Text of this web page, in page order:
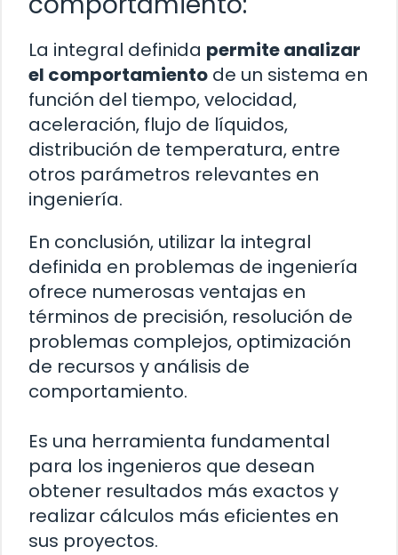
La integral definida permite analizar
el comportamiento de un sistema en
función del tiempo, velocidad,
aceleración, flujo de líquidos,
distribución de temperatura, entre
otros parámetros relevantes en
ingeniería.
En conclusión, utilizar la integral
definida en problemas de ingeniería
ofrece numerosas ventajas en
términos de precisión, resolución de
problemas complejos, optimización
de recursos y análisis de
comportamiento.
Es una herramienta fundamental
para los ingenieros que desean
obtener resultados más exactos y
realizar cálculos más eficientes en
sus proyectos.